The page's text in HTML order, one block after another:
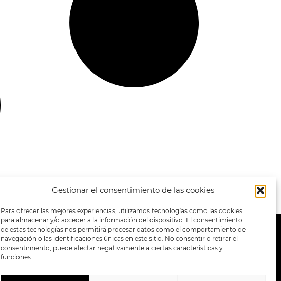
Gestionar el consentimiento de las cookies
Para ofrecer las mejores experiencias, utilizamos tecnologías como las cookies
para almacenar y/o acceder a la información del dispositivo. El consentimiento
de estas tecnologías nos permitirá procesar datos como el comportamiento de
navegación o las identificaciones únicas en este sitio. No consentir o retirar el
consentimiento, puede afectar negativamente a ciertas características y
funciones.
SIGUENOS EN: METODOS DE PAGO: